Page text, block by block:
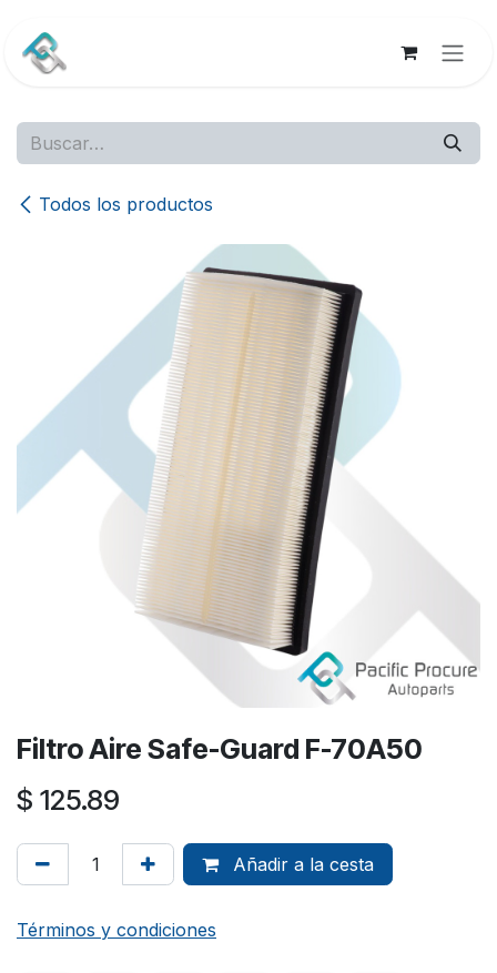
Todos los productos
Filtro Aire Safe-Guard F-70A50
$ 125.89
Añadir a la cesta
Términos y condiciones